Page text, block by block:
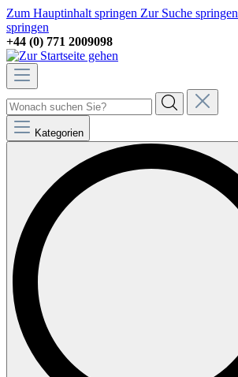
Zum Hauptinhalt springen Zur Suche springen
springen
+44 (0) 771 2009098
Kategorien